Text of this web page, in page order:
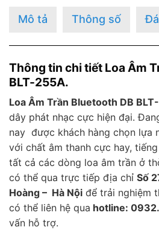
Mô tả Thông số
Thông tin chi tiết Loa Âm
BLT-255A.
Loa Âm Trần Bluetooth DB
dây phát nhạc cực hiện đại.
nay được khách hàng chọn lựa
với chất âm thanh cực hay,
tất cả các dòng loa âm trần ở
có thể qua trực tiếp địa chỉ Số
Hoàng – Hà Nội để trải nghiệm
có thể liên hệ qua hotline:
vấn hỗ trợ.